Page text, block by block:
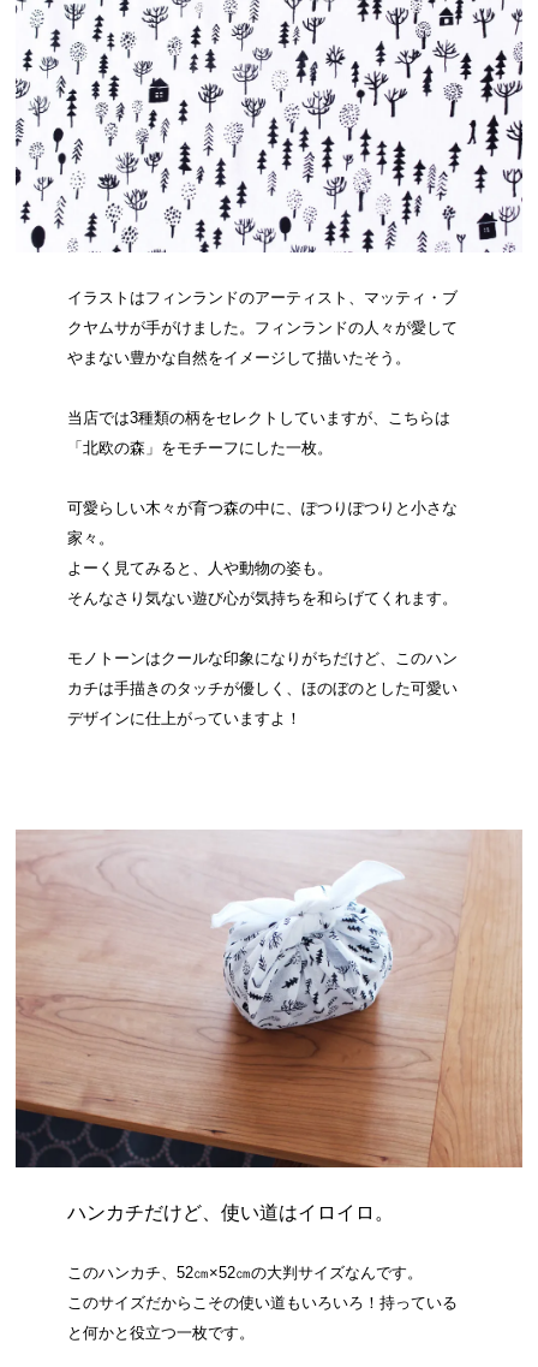
イラストはフィンランドのアーティスト、マッティ・ブ
クヤムサが手がけました。フィンランドの人々が愛して
やまない豊かな自然をイメージして描いたそう。
当店では3種類の柄をセレクトしていますが、こちらは
「北欧の森」をモチーフにした一枚。
可愛らしい木々が育つ森の中に、ぽつりぽつりと小さな
家々。
よーく見てみると、人や動物の姿も。
そんなさり気ない遊び心が気持ちを和らげてくれます。
モノトーンはクールな印象になりがちだけど、このハン
カチは手描きのタッチが優しく、ほのぼのとした可愛い
デザインに仕上がっていますよ！
ハンカチだけど、使い道はイロイロ。
このハンカチ、52㎝×52㎝の大判サイズなんです。
このサイズだからこその使い道もいろいろ！持っている
と何かと役立つ一枚です。